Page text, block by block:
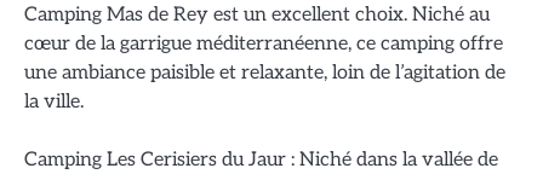
Camping Mas de Rey est un excellent choix. Niché au
cœur de la garrigue méditerranéenne, ce camping offre
une ambiance paisible et relaxante, loin de l’agitation de
la ville.
Camping Les Cerisiers du Jaur : Niché dans la vallée de